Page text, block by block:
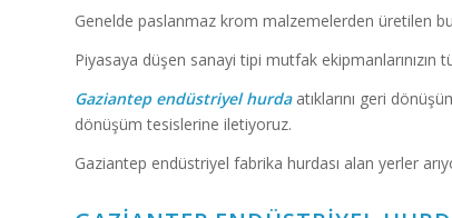
Genelde paslanmaz krom malzemelerden üretilen
Piyasaya düşen sanayi tipi mutfak
Gaziantep endüstriyel hurdaatıklarını geri
dönüşüm tesislerine iletiyoruz.
Gaziantep endüstriyel fabrika hurdası alan yerler